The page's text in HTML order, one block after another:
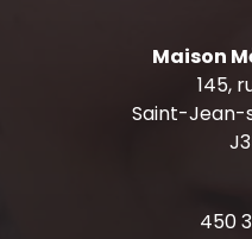
Maison
145,
Saint-Jean-
450